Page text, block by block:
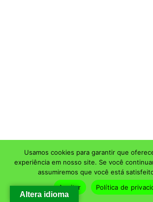
Altera idioma
Usamos cookies para garantir que
experiência em nosso site. Se você
assumiremos que você está
Aceitar
Política de